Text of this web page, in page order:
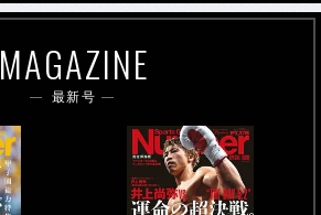
MAGAZINE
最新号